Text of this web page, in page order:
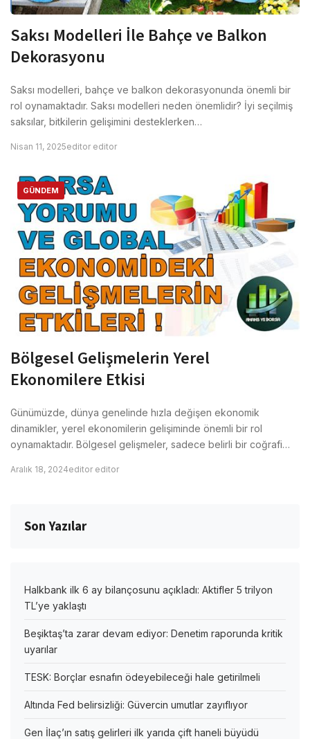
Saksı Modelleri İle Bahçe ve Balkon
Dekorasyonu
Saksı modelleri, bahçe ve balkon dekorasyonunda önemli bir
rol oynamaktadır. Saksı modelleri neden önemlidir? İyi seçilmiş
saksılar, bitkilerin gelişimini desteklerken…
Nisan 11, 2025editor editor
GÜNDEM
Bölgesel Gelişmelerin Yerel
Ekonomilere Etkisi
Günümüzde, dünya genelinde hızla değişen ekonomik
dinamikler, yerel ekonomilerin gelişiminde önemli bir rol
oynamaktadır. Bölgesel gelişmeler, sadece belirli bir coğrafi…
Aralık 18, 2024editor editor
Son Yazılar
Halkbank ilk 6 ay bilançosunu açıkladı: Aktifler 5 trilyon
TL’ye yaklaştı
Beşiktaş’ta zarar devam ediyor: Denetim raporunda kritik
uyarılar
TESK: Borçlar esnafın ödeyebileceği hale getirilmeli
Altında Fed belirsizliği: Güvercin umutlar zayıflıyor
Gen İlaç’ın satış gelirleri ilk yarıda çift haneli büyüdü